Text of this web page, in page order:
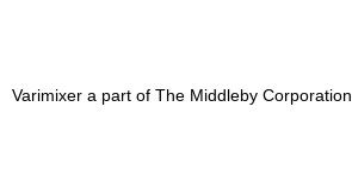
Varimixer a part of The Middleby Corporation